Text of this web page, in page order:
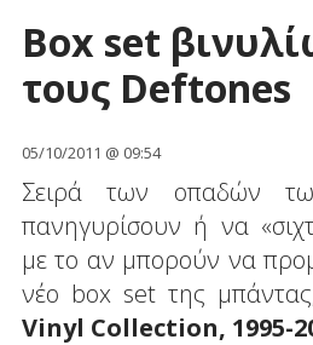
Box set
τους Deftones
05/10/2011 @ 09:54
Σειρά των οπαδών
πανηγυρίσουν ή να
με το αν μπορούν να
νέο box set της
Vinyl Collection, 1995-